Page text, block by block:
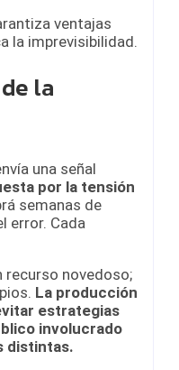
ventajas
la imprevisibilidad.
la
una señal
por la tensión
semanas de
error. Cada
recurso novedoso;
La producción
estrategias
involucrado
distintas.